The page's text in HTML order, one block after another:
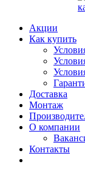
Акции
Как купить
Доставка
Монтаж
О компании
Контакты